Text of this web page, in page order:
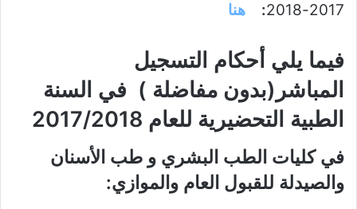
2017-2018
: هنا
فيما يلي أحكام التسجيل
المباشر(بدون مفاضلة ) في السنة
الطبية التحضيرية للعام 2017/2018
في كليات الطب البشري و طب الأسنان
والصيدلة للقبول العام والموازي: